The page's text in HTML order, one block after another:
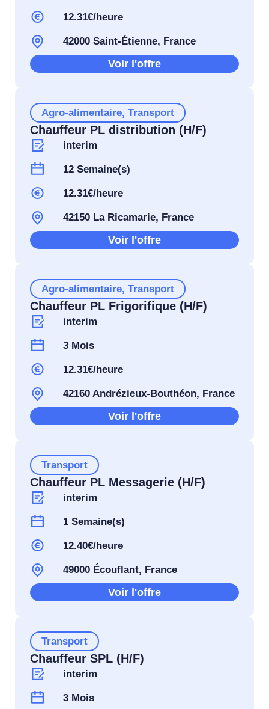
12.31€/heure
42000 Saint-Étienne, France
Voir l'offre
Agro-alimentaire, Transport
Chauffeur PL distribution (H/F)
interim
12 Semaine(s)
12.31€/heure
42150 La Ricamarie, France
Voir l'offre
Agro-alimentaire, Transport
Chauffeur PL Frigorifique (H/F)
interim
3 Mois
12.31€/heure
42160 Andrézieux-Bouthéon, France
Voir l'offre
Transport
Chauffeur PL Messagerie (H/F)
interim
1 Semaine(s)
12.40€/heure
49000 Écouflant, France
Voir l'offre
Transport
Chauffeur SPL (H/F)
interim
3 Mois